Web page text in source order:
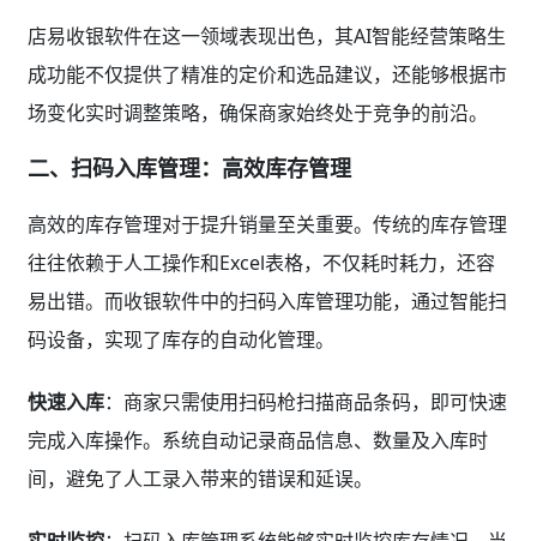
店易收银软件在这一领域表现出色，其AI智能经营策略生
成功能不仅提供了精准的定价和选品建议，还能够根据市
场变化实时调整策略，确保商家始终处于竞争的前沿。
二、扫码入库管理：高效库存管理
高效的库存管理对于提升销量至关重要。传统的库存管理
往往依赖于人工操作和Excel表格，不仅耗时耗力，还容
易出错。而收银软件中的扫码入库管理功能，通过智能扫
码设备，实现了库存的自动化管理。
快速入库：商家只需使用扫码枪扫描商品条码，即可快速
完成入库操作。系统自动记录商品信息、数量及入库时
间，避免了人工录入带来的错误和延误。